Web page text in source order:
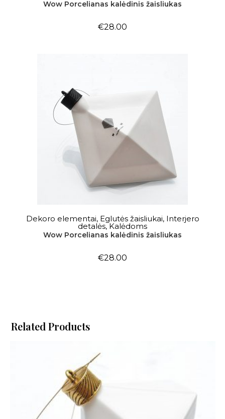
Wow Porcelianas kalėdinis žaisliukas
€28.00
Į KREPŠELĮ
Dekoro elementai, Eglutės žaisliukai, Interjero
detalės,Kalėdoms
Wow Porcelianas kalėdinis žaisliukas
€28.00
Related Products